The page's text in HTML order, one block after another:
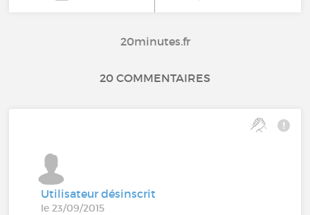
20minutes.fr
20 COMMENTAIRES
Utilisateur désinscrit
le 23/09/2015